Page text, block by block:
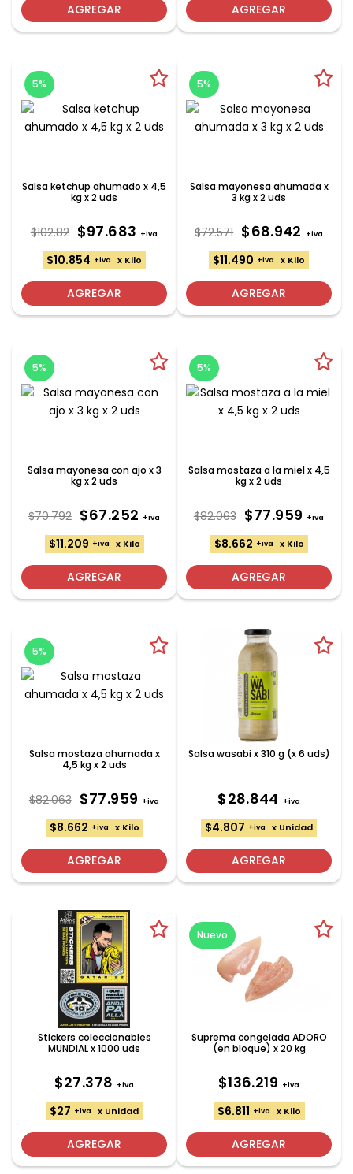
AGREGAR AGREGAR
5%
Salsa ketchup ahumado x 4,5
kg x 2 uds
$102.82 $97.683 +iva
$10.854 +iva x Kilo
AGREGAR
5%
Salsa mayonesa ahumada x
3 kg x 2 uds
$72.571 $68.942 +iva
$11.490 +iva x Kilo
AGREGAR
5%
Salsa mayonesa con ajo x 3
kg x 2 uds
$70.792 $67.252 +iva
$11.209 +iva x Kilo
AGREGAR
5%
Salsa mostaza a la miel x 4,5
kg x 2 uds
$82.063 $77.959 +iva
$8.662 +iva x Kilo
AGREGAR
5%
Salsa mostaza ahumada x
4,5 kg x 2 uds
$82.063 $77.959 +iva
$8.662 +iva x Kilo
AGREGAR
Salsa wasabi x 310 g (x 6 uds)
$28.844 +iva
$4.807 +iva x Unidad
AGREGAR
Stickers coleccionables
MUNDIAL x 1000 uds
$27.378 +iva
$27 +iva x Unidad
AGREGAR
Nuevo
Suprema congelada ADORO
(en bloque) x 20 kg
$136.219 +iva
$6.811 +iva x Kilo
AGREGAR